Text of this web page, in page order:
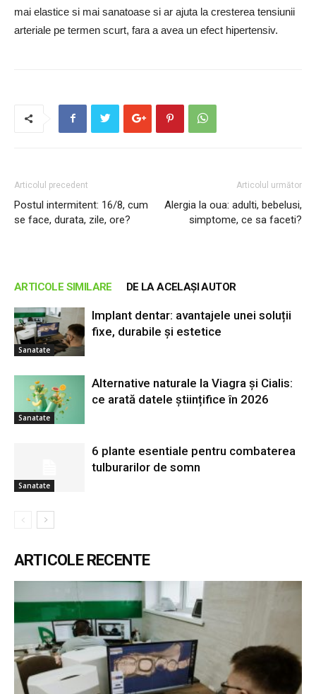
mai elastice si mai sanatoase si ar ajuta la cresterea tensiunii
arteriale pe termen scurt, fara a avea un efect hipertensiv.
Articolul precedent
Postul intermitent: 16/8, cum
se face, durata, zile, ore?
Articolul următor
Alergia la oua: adulti, bebelusi,
simptome, ce sa faceti?
ARTICOLE SIMILARE DE LA ACELAȘI AUTOR
Sanatate
Implant dentar: avantajele unei soluții
fixe, durabile și estetice
Sanatate
Alternative naturale la Viagra și Cialis:
ce arată datele științifice în 2026
Sanatate
6 plante esentiale pentru combaterea
tulburarilor de somn
ARTICOLE RECENTE